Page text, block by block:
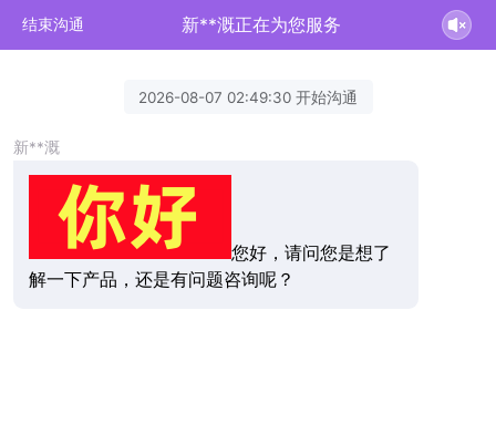
结束沟通 新**溉正在为您服务
2026-08-07 02:49:30 开始沟通
新**溉
您好，请问您是想了
解一下产品，还是有问题咨询呢？